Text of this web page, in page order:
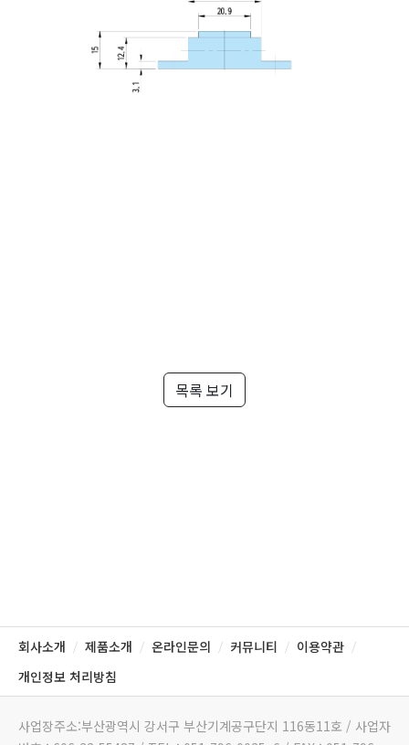
목록 보기
회사소개 / 제품소개 / 온라인문의 / 커뮤니티 / 이용약관 /
개인정보 처리방침
사업장주소:부산광역시 강서구 부산기계공구단지 116동11호 / 사업자